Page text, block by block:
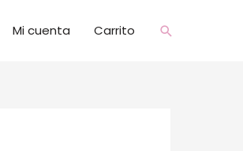
Mi cuenta Carrito Buscar